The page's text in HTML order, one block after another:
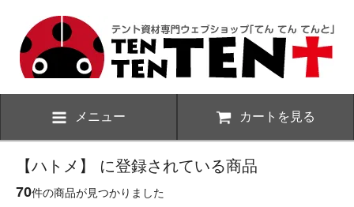
メニュー カートを見る
【ハトメ】 に登録されている商品
70件の商品が見つかりました